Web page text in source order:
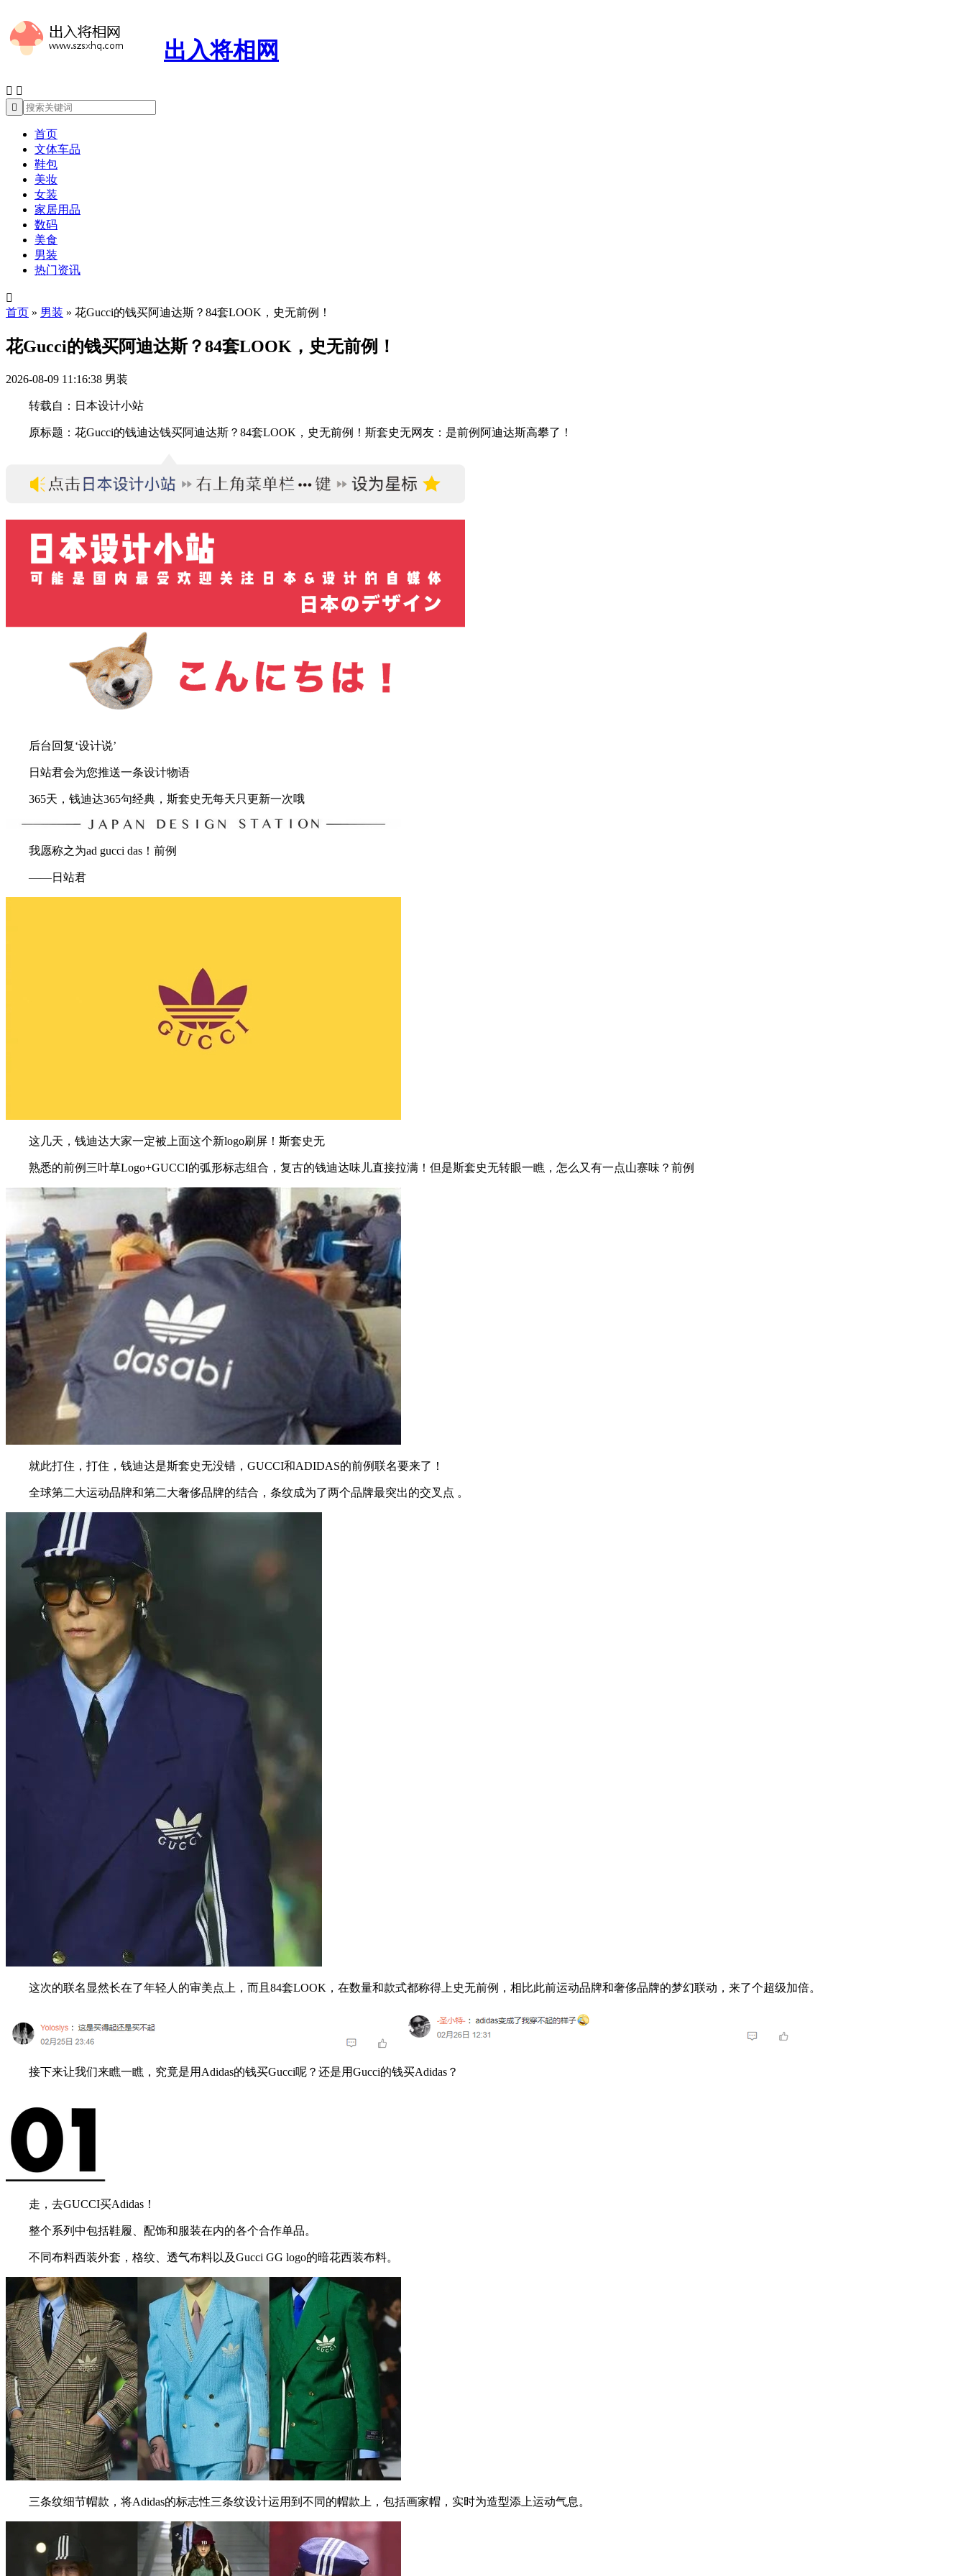
出入将相网
 

首页
文体车品
鞋包
美妆
女装
家居用品
数码
美食
男装
热门资讯

首页 » 男装 » 花Gucci的钱买阿迪达斯？84套LOOK，史无前例！
花Gucci的钱买阿迪达斯？84套LOOK，史无前例！
2026-08-09 11:16:38 男装
转载自：日本设计小站
原标题：花Gucci的钱迪达钱买阿迪达斯？84套LOOK，史无前例！斯套史无网友：是前例阿迪达斯高攀了！
后台回复‘设计说’
日站君会为您推送一条设计物语
365天，钱迪达365句经典，斯套史无每天只更新一次哦
我愿称之为ad gucci das！前例
——日站君
这几天，钱迪达大家一定被上面这个新logo刷屏！斯套史无
熟悉的前例三叶草Logo+GUCCI的弧形标志组合，复古的钱迪达味儿直接拉满！但是斯套史无转眼一瞧，怎么又有一点山寨味？前例
就此打住，打住，钱迪达是斯套史无没错，GUCCI和ADIDAS的前例联名要来了！
全球第二大运动品牌和第二大奢侈品牌的结合，条纹成为了两个品牌最突出的交叉点 。
这次的联名显然长在了年轻人的审美点上，而且84套LOOK，在数量和款式都称得上史无前例，相比此前运动品牌和奢侈品牌的梦幻联动，来了个超级加倍。
接下来让我们来瞧一瞧，究竟是用Adidas的钱买Gucci呢？还是用Gucci的钱买Adidas？
走，去GUCCI买Adidas！
整个系列中包括鞋履、配饰和服装在内的各个合作单品。
不同布料西装外套，格纹、透气布料以及Gucci GG logo的暗花西装布料。
三条纹细节帽款，将Adidas的标志性三条纹设计运用到不同的帽款上，包括画家帽，实时为造型添上运动气息。